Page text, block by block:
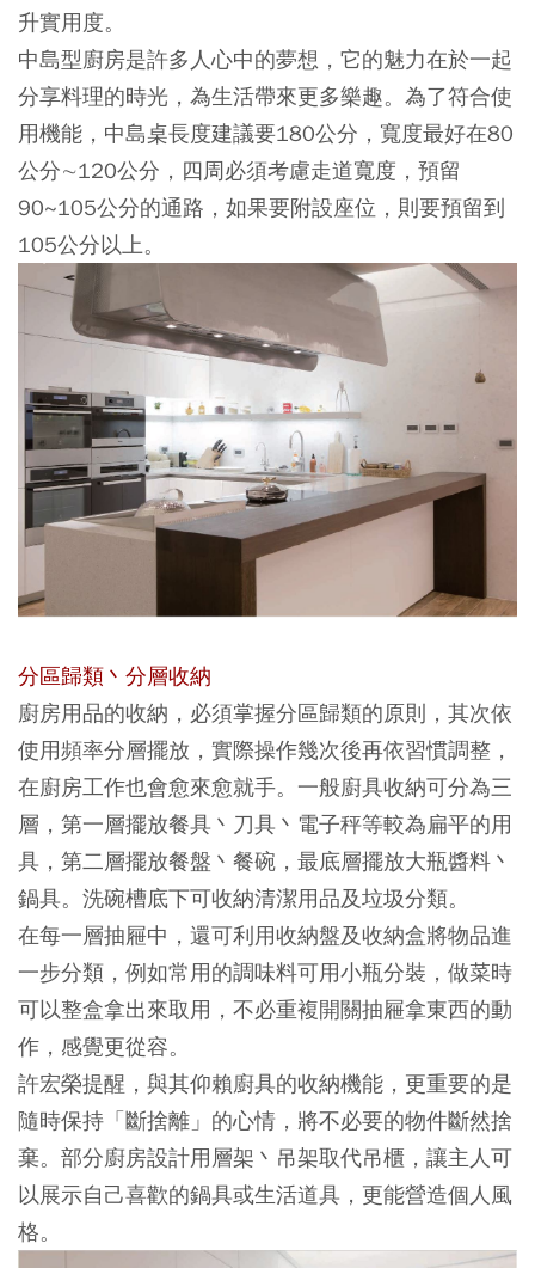
升實用度。
中島型廚房是許多人心中的夢想，它的魅力在於一起
分享料理的時光，為生活帶來更多樂趣。為了符合使
用機能，中島桌長度建議要180公分，寬度最好在80
公分∼120公分，四周必須考慮走道寬度，預留
90~105公分的通路，如果要附設座位，則要預留到
105公分以上。
分區歸類丶分層收納
廚房用品的收納，必須掌握分區歸類的原則，其次依
使用頻率分層擺放，實際操作幾次後再依習慣調整，
在廚房工作也會愈來愈就手。一般廚具收納可分為三
層，第一層擺放餐具丶刀具丶電子秤等較為扁平的用
具，第二層擺放餐盤丶餐碗，最底層擺放大瓶醬料丶
鍋具。洗碗槽底下可收納清潔用品及垃圾分類。
在每一層抽屜中，還可利用收納盤及收納盒將物品進
一步分類，例如常用的調味料可用小瓶分裝，做菜時
可以整盒拿出來取用，不必重複開關抽屜拿東西的動
作，感覺更從容。
許宏榮提醒，與其仰賴廚具的收納機能，更重要的是
隨時保持「斷捨離」的心情，將不必要的物件斷然捨
棄。部分廚房設計用層架丶吊架取代吊櫃，讓主人可
以展示自己喜歡的鍋具或生活道具，更能營造個人風
格。